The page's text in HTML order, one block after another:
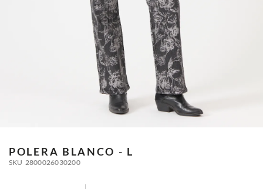
POLERA BLANCO - L
SKU 2800026030200